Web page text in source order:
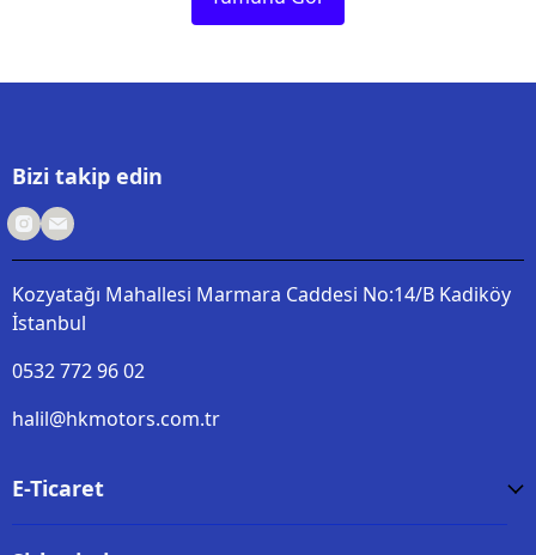
Bizi takip edin
Kozyatağı Mahallesi Marmara Caddesi No:14/B Kadiköy
İstanbul
0532 772 96 02
halil@hkmotors.com.tr
E-Ticaret